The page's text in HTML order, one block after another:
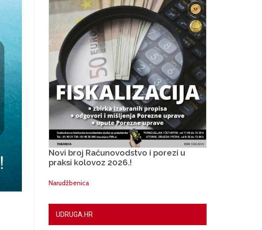
Novi broj Računovodstvo i porezi u
praksi kolovoz 2026.!
Narudžbenica
UDRUGA.HR